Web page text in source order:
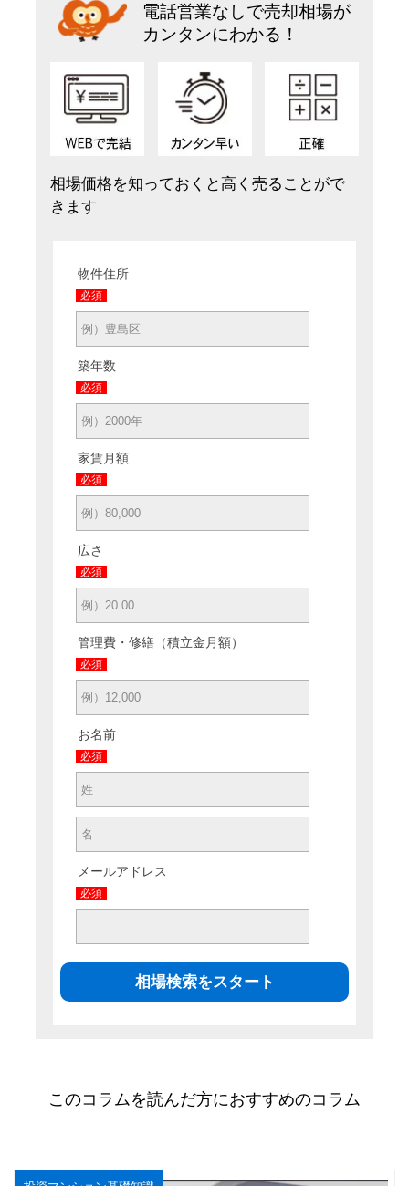
電話営業なしで売却相場が
カンタンにわかる！
相場価格を知っておくと高く売ることがで
きます
物件住所
必須
築年数
必須
家賃月額
必須
広さ
必須
管理費・修繕（積立金月額）
必須
お名前
必須
メールアドレス
必須
このコラムを読んだ方におすすめのコラム